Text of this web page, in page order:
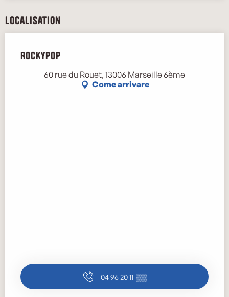
Localisation
RockyPop
60 rue du Rouet, 13006 Marseille 6ème
Come arrivare
04 96 20 11 ▒▒